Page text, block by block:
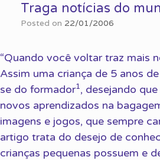
contentTraga notícias do
Posted on 22/01/2006
“Quando você voltar traz mais
Assim uma criança de 5 anos
se do formador1, desejando
novos aprendizados na
imagens e jogos, que sempre
artigo trata do desejo de
crianças pequenas possuem e